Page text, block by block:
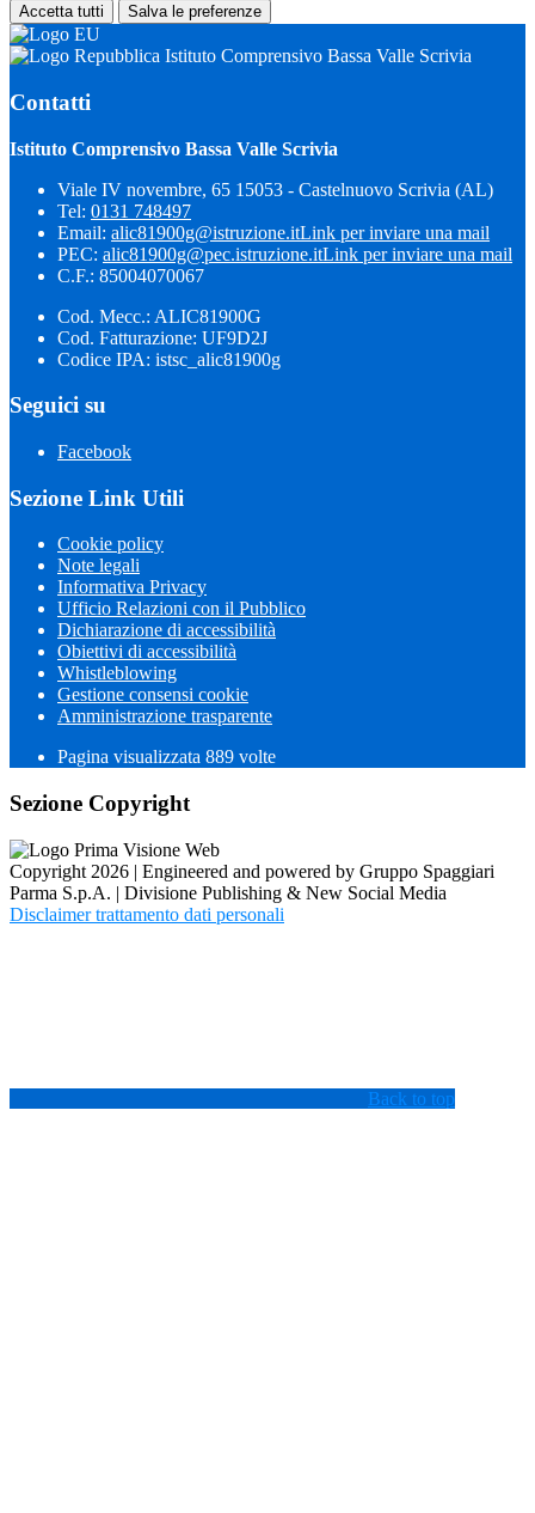
Accetta tutti Salva le preferenze
Istituto Comprensivo Bassa Valle Scrivia
Contatti
Istituto Comprensivo Bassa Valle Scrivia
Viale IV novembre, 65 15053 - Castelnuovo Scrivia (AL)
Tel: 0131 748497
Email: alic81900g@istruzione.itLink per inviare una mail
PEC: alic81900g@pec.istruzione.itLink per inviare una mail
C.F.: 85004070067
Cod. Mecc.: ALIC81900G
Cod. Fatturazione: UF9D2J
Codice IPA: istsc_alic81900g
Seguici su
Facebook
Sezione Link Utili
Cookie policy
Note legali
Informativa Privacy
Ufficio Relazioni con il Pubblico
Dichiarazione di accessibilità
Obiettivi di accessibilità
Whistleblowing
Gestione consensi cookie
Amministrazione trasparente
Pagina visualizzata 889 volte
Sezione Copyright
Copyright 2026 | Engineered and powered by Gruppo Spaggiari
Parma S.p.A. | Divisione Publishing & New Social Media
Disclaimer trattamento dati personali
Back to top